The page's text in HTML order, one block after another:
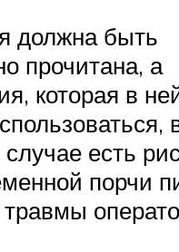
должна быть
прочитана, а
которая в
есть
порчи